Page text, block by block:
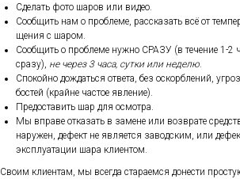
Сде­лать фо­то ша­ров или ви­део.
Со­об­щить нам о проб­ле­ме, рас­ска­зать всё от
щения с ша­ром.
Со­об­щить о проб­ле­ме нуж­но СРА­ЗУ (в те­чение 1-2
сра­зу), не че­рез 3 ча­са, сут­ки или не­делю.
Спо­кой­но дож­дать­ся от­ве­та, без ос­кор­бле­ний,
бос­тей (край­не час­тое яв­ле­ние).
Пре­дос­та­вить шар для ос­мотра.
Мы впра­ве от­ка­зать в за­мене или воз­вра­те
на­ружен, де­фект не яв­ля­ет­ся за­вод­ским, или
экс­плу­ата­ции ша­ра кли­ен­том.
Сво­им кли­ен­там, мы всег­да ста­ра­ем­ся до­нес­ти